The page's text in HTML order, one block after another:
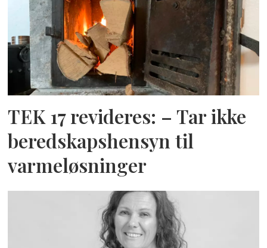
TEK 17 revideres: – Tar ikke
beredskapshensyn til
varmeløsninger